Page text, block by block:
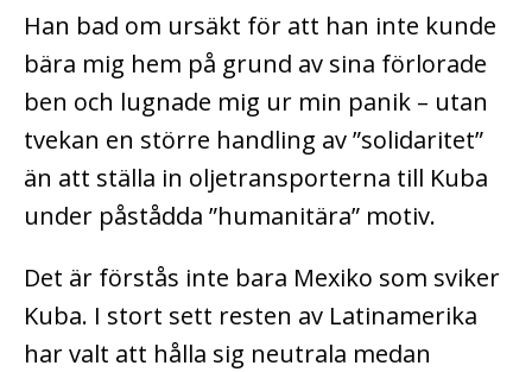
Han bad om ursäkt för att han inte kunde
bära mig hem på grund av sina förlorade
ben och lugnade mig ur min panik – utan
tvekan en större handling av ”solidaritet”
än att ställa in oljetransporterna till Kuba
under påstådda ”humanitära” motiv.
Det är förstås inte bara Mexiko som sviker
Kuba. I stort sett resten av Latinamerika
har valt att hålla sig neutrala medan